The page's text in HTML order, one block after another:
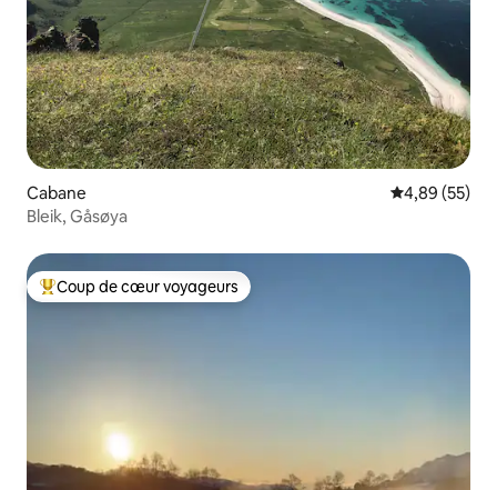
Cabane Évaluation
4,89 (55)
Bleik, Gåsøya
Coups de cœur voyageurs les plus appréciés
Coup de cœur voyageurs